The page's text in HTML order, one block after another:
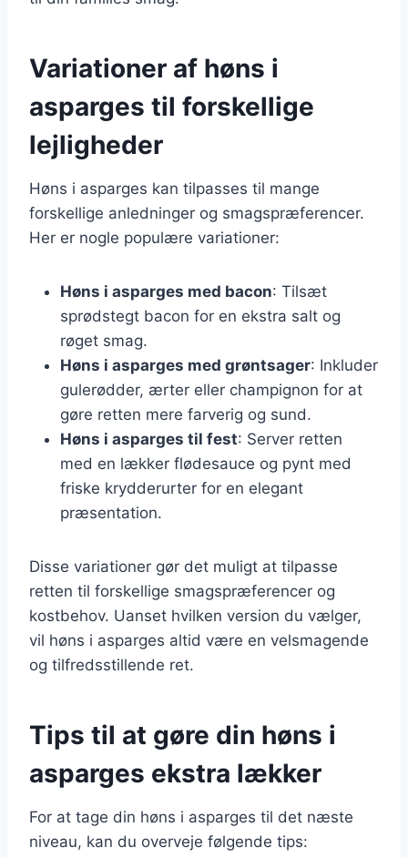
Variationer af høns i
asparges til forskellige
lejligheder
Høns i asparges kan tilpasses til mange
forskellige anledninger og smagspræferencer.
Her er nogle populære variationer:
Høns i asparges med bacon: Tilsæt
sprødstegt bacon for en ekstra salt og
røget smag.
Høns i asparges med grøntsager: Inkluder
gulerødder, ærter eller champignon for at
gøre retten mere farverig og sund.
Høns i asparges til fest: Server retten
med en lækker flødesauce og pynt med
friske krydderurter for en elegant
præsentation.
Disse variationer gør det muligt at tilpasse
retten til forskellige smagspræferencer og
kostbehov. Uanset hvilken version du vælger,
vil høns i asparges altid være en velsmagende
og tilfredsstillende ret.
Tips til at gøre din høns i
asparges ekstra lækker
For at tage din høns i asparges til det næste
niveau, kan du overveje følgende tips: